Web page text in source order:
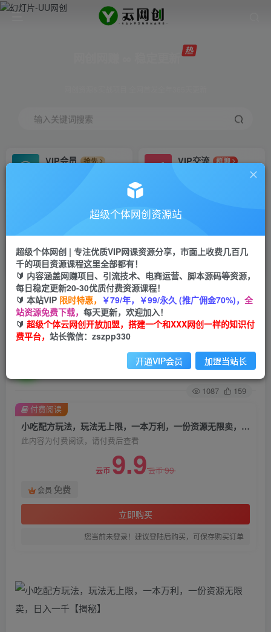
输入关键词搜索
VIP会员
抢先
VIP交流
群聊
研究探讨更多创业项目路子。
会员专属推广链接
招募站长
挂机
项目
脚本卡密
APP下载
GO
首页 创业课程 会员免费 正文
小吃配方玩法，玩法无上限，一本万利，一份资源
无限卖，日入一千【揭秘】
关注 私信
1087 159
小吃配方玩法，玩法无上限，一本万利，一份资源无限卖，日入一千【揭秘】
此内容为付费阅读，请付费后查看
云币 9.9云币99
会员 免费
立即购买
您当前未登录！建议登陆后购买，可保存购买订单
付费阅读
超级个体网创资源站
超级个体网创 | 专注优质VIP网课资源分享，市面上收费几百几
千的项目资源课程这里全部都有！
🔰 内容涵盖网赚项目、引流技术、电商运营、脚本源码等资源，
每日稳定更新20-30优质付费资源课程！
🔰 本站VIP 限时特惠， ￥79/年，￥99/永久 (推广佣金70%)， 全
站资源免费下载， 每天更新，欢迎加入！
🔰 超级个体云网创开放加盟，搭建一个和XXX网创一样的知识付
费平台， 站长微信：zszpp330
开通VIP会员 加盟当站长